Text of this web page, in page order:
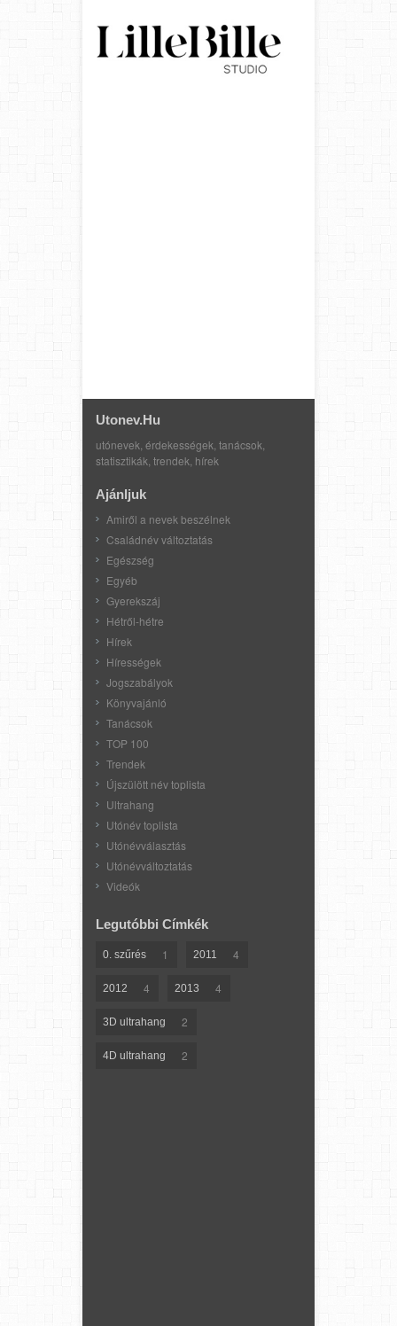
Utonev.hu
utónevek, érdekességek, tanácsok,
statisztikák, trendek, hírek
Ajánljuk
Amiről a nevek beszélnek
Családnév változtatás
Egészség
Egyéb
Gyerekszáj
Hétről-hétre
Hírek
Hírességek
Jogszabályok
Könyvajánló
Tanácsok
TOP 100
Trendek
Újszülött név toplista
Ultrahang
Utónév toplista
Utónévválasztás
Utónévváltoztatás
Videók
Legutóbbi Címkék
0. szűrés 1 2011 4
2012 4 2013 4
3D ultrahang 2
4D ultrahang 2